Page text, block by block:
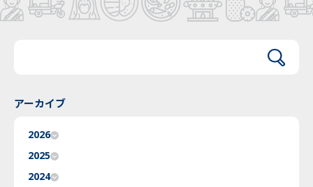
アーカイブ
2026
2025
2024